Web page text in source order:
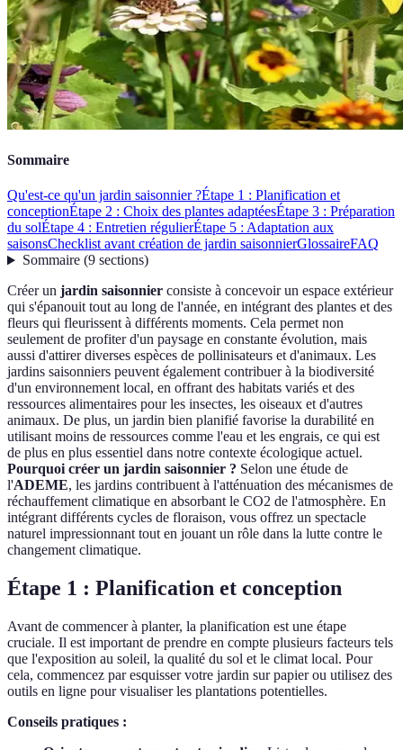
Sommaire
Qu'est-ce qu'un jardin saisonnier ?Étape 1 : Planification et
conceptionÉtape 2 : Choix des plantes adaptéesÉtape 3 : Préparation
du solÉtape 4 : Entretien régulierÉtape 5 : Adaptation aux
saisonsChecklist avant création de jardin saisonnierGlossaireFAQ
Sommaire(9 sections)
Créer un jardin saisonnier consiste à concevoir un espace extérieur
qui s'épanouit tout au long de l'année, en intégrant des plantes et des
fleurs qui fleurissent à différents moments. Cela permet non
seulement de profiter d'un paysage en constante évolution, mais
aussi d'attirer diverses espèces de pollinisateurs et d'animaux. Les
jardins saisonniers peuvent également contribuer à la biodiversité
d'un environnement local, en offrant des habitats variés et des
ressources alimentaires pour les insectes, les oiseaux et d'autres
animaux. De plus, un jardin bien planifié favorise la durabilité en
utilisant moins de ressources comme l'eau et les engrais, ce qui est
de plus en plus essentiel dans notre contexte écologique actuel.
Pourquoi créer un jardin saisonnier ? Selon une étude de
l'ADEME, les jardins contribuent à l'atténuation des mécanismes de
réchauffement climatique en absorbant le CO2 de l'atmosphère. En
intégrant différents cycles de floraison, vous offrez un spectacle
naturel impressionnant tout en jouant un rôle dans la lutte contre le
changement climatique.
Étape 1 : Planification et conception
Avant de commencer à planter, la planification est une étape
cruciale. Il est important de prendre en compte plusieurs facteurs tels
que l'exposition au soleil, la qualité du sol et le climat local. Pour
cela, commencez par esquisser votre jardin sur papier ou utilisez des
outils en ligne pour visualiser les plantations potentielles.
Conseils pratiques :